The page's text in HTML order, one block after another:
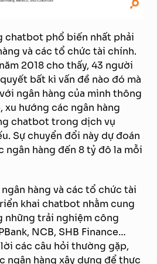
chatbot phổ biến nhất phải
và các tổ chức tài chính.
2018 cho thấy, 43 người
bất kì vấn đề nào đó mà
ngân hàng của mình thông
hướng các ngân hàng
chatbot trong dịch vụ
Sự chuyển đổi này dự đoán
ngân hàng đến 8 tỷ đô la mỗi
hàng và các tổ chức tài
khai chatbot nhằm cung
những trải nghiệm công
NCB, SHB Finance…
các câu hỏi thường gặp,
ngân hàng xây dựng để thực